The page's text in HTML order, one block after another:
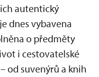
autentický
dnes vybavena
o předměty
i cestovatelské
od suvenýrů a knih